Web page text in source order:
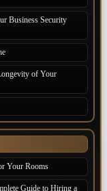
Business Security
of Your
Your Rooms
Guide to Hiring a